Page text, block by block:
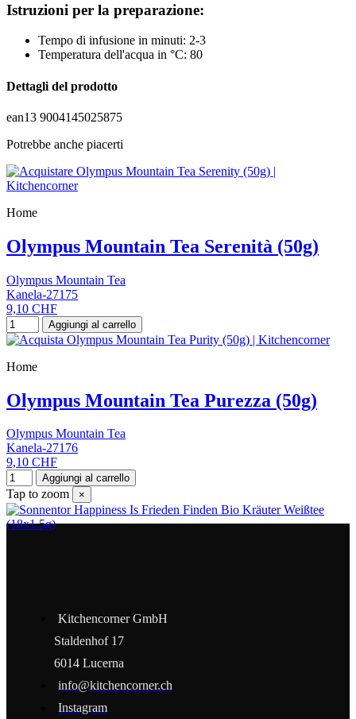
Istruzioni per la preparazione:
Tempo di infusione in minuti: 2-3
Temperatura dell'acqua in °C: 80
Dettagli del prodotto
ean13 9004145025875
Potrebbe anche piacerti
Home
Olympus Mountain Tea Serenità (50g)
Olympus Mountain Tea
Kanela-27175
9,10 CHF
Aggiungi al carrello
Home
Olympus Mountain Tea Purezza (50g)
Olympus Mountain Tea
Kanela-27176
9,10 CHF
Aggiungi al carrello
Tap to zoom ×
Kitchencorner GmbH
Staldenhof 17
6014 Lucerna
info@kitchencorner.ch
Instagram